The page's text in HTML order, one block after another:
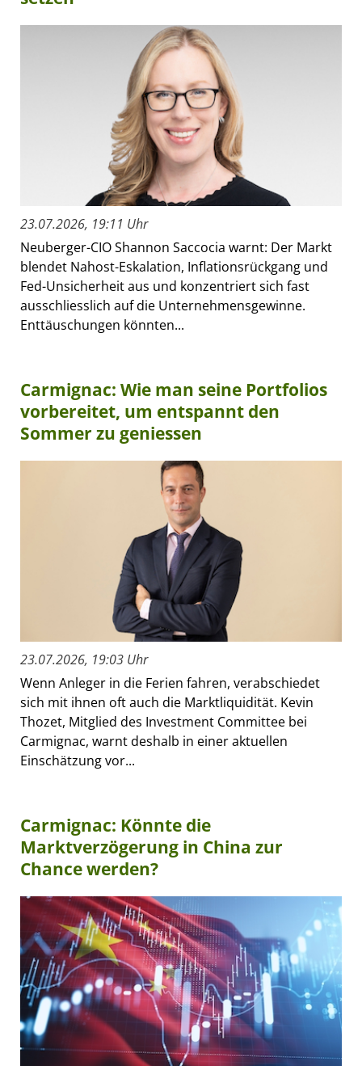
23.07.2026, 19:11 Uhr
Neuberger-CIO Shannon Saccocia warnt: Der Markt
blendet Nahost-Eskalation, Inflationsrückgang und
Fed-Unsicherheit aus und konzentriert sich fast
ausschliesslich auf die Unternehmensgewinne.
Enttäuschungen könnten...
Carmignac: Wie man seine Portfolios
vorbereitet, um entspannt den
Sommer zu geniessen
23.07.2026, 19:03 Uhr
Wenn Anleger in die Ferien fahren, verabschiedet
sich mit ihnen oft auch die Marktliquidität. Kevin
Thozet, Mitglied des Investment Committee bei
Carmignac, warnt deshalb in einer aktuellen
Einschätzung vor...
Carmignac: Könnte die
Marktverzögerung in China zur
Chance werden?